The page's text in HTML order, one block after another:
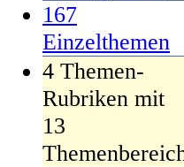
167
Einzelthemen
4 Themen-
Rubriken mit
13